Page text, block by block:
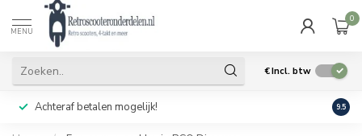
MENU
0
€Incl. btw
Achteraf betalen mogelijk! Geen
9.5